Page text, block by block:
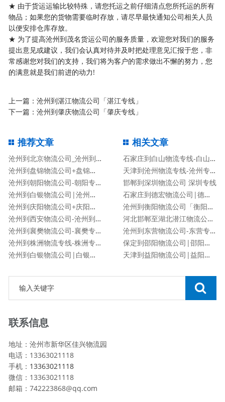
★ 由于货运运输比较特殊，请您托运之前仔细清点您所托运的所有
物品；如果您的货物需要临时存放，请尽早最快通知公司相关人员
以便安排仓库存放。
★ 为了提高沧州到茂名货运公司的服务质量，欢迎您对我们的服务
提出意见或建议，我们会认真对待并及时把处理意见汇报于您，非
常感谢您对我们的支持，我们将为客户的需求做出不懈的努力，您
的满意就是我们前进的动力!
上一篇：沧州到湛江物流公司「湛江专线」
下一篇：沧州到肇庆物流公司「肇庆专线」
推荐文章
沧州到北京物流公司_沧州到北京物流专线
沧州到盘锦物流公司+盘锦专线
沧州到朝阳物流公司-朝阳专线
沧州到白银物流公司|沧州到白银货运专线
沧州到庆阳物流公司+庆阳专线
沧州到西安物流公司-沧州到西安货运专线
沧州到襄樊物流公司-襄樊专线
沧州到株洲物流专线-株洲专线
沧州到白银物流公司|白银专线
相关文章
石家庄到白山物流专线-白山专线
天津到沧州物流专线-沧州专线
邯郸到深圳物流公司 深圳专线
石家庄到德宏物流公司|德宏专线
沧州到衡阳物流公司「衡阳专线」
河北邯郸至湖北潜江物流公司|河北邯郸至湖北潜江货运专线
沧州到东营物流公司-东营专线
保定到邵阳物流公司|邵阳专线
天津到益阳物流公司|益阳专线
联系信息
地址：沧州市新华区佳兴物流园
电话：13363021118
手机： 13363021118
微信：13363021118
邮箱：742223868@qq.com